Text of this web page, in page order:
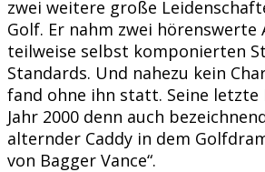
zwei weitere große
Golf. Er nahm zwei
teilweise selbst komponierten
Standards. Und nahezu kein
fand ohne ihn statt. Seine letzte
Jahr 2000 denn auch
alternder Caddy in dem
von Bagger Vance“.